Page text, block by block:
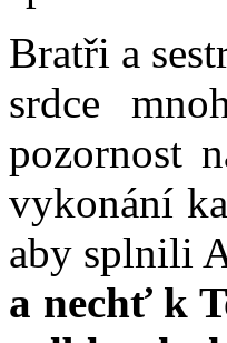
Bratři a
srdce
pozornost
vykonání
aby splnili
a nechť k